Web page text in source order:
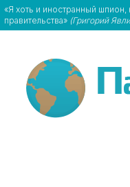
«Я хоть и иностранный
правительства» (Григорий